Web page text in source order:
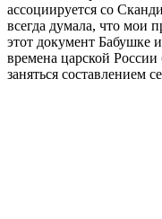
ассоциируется со
всегда думала, что мои
этот документ Бабушке
времена царской
заняться составлением